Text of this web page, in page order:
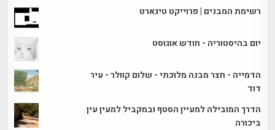
רשימת המבנים | פרוייקט טיגארט
יום בהיסטוריה - חודש אוגוסט
הדמייה - חצר מבנה מלוכתי - שלום קוולר - עיר
דוד
הדרך המובילה למעיין הסטף ובמקביל למעין עין
ביכורה